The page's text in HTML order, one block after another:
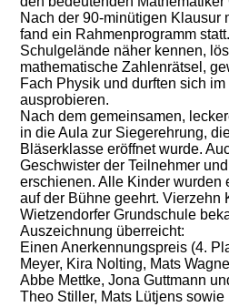
Nach der 90-minütigen Klausur
fand ein Rahmenprogramm
Schulgelände näher kennen,
mathematische Zahlenrätsel,
Fach Physik und durften sich
ausprobieren.
Nach dem gemeinsamen,
in die Aula zur Siegerehrung,
Bläserklasse eröffnet wurde.
Geschwister der Teilnehmer
erschienen. Alle Kinder wurden
auf der Bühne geehrt. Vierzehn
Wietzendorfer Grundschule
Auszeichnung überreicht:
Einen Anerkennungspreis (4.
Meyer, Kira Nolting, Mats
Abbe Mettke, Jona Guttmann
Theo Stiller, Mats Lütjens